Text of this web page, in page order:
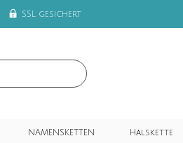
SSL gesichert
NAMENSKETTEN Halskette